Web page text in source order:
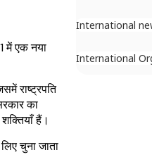
में एक नया
राष्ट्रपति
का
हैं।
चुना जाता
International
International